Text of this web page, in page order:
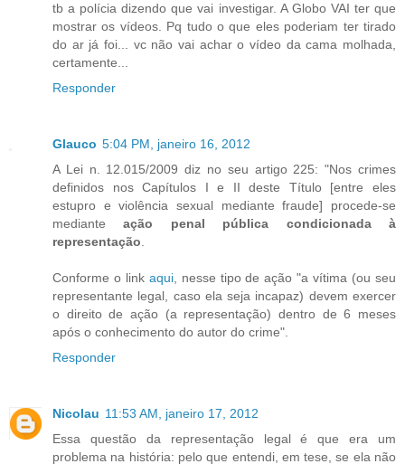
tb a polícia dizendo que vai investigar. A Globo VAI ter que
mostrar os vídeos. Pq tudo o que eles poderiam ter tirado
do ar já foi... vc não vai achar o vídeo da cama molhada,
certamente...
Responder
Glauco 5:04 PM, janeiro 16, 2012
A Lei n. 12.015/2009 diz no seu artigo 225: "Nos crimes
definidos nos Capítulos I e II deste Título [entre eles
estupro e violência sexual mediante fraude] procede-se
medianteação penal pública condicionada à
representação
Conforme o link aqui, nesse tipo de ação "a vítima (ou seu
representante legal, caso ela seja incapaz) devem exercer
o direito de ação (a representação) dentro de 6 meses
após o conhecimento do autor do crime".
Responder
Nicolau 11:53 AM, janeiro 17, 2012
Essa questão da representação legal é que era um
problema na história: pelo que entendi, em tese, se ela não